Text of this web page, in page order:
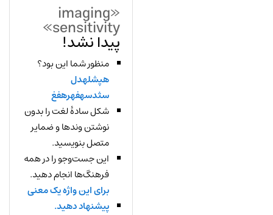
«imaging
sensitivity»
پیدا نشد!
منظور شما این بود؟
هپشلهدل
سثدسهفهرهفغ
شکل سادهٔ لغت را بدون
نوشتن وندها و ضمایر
متصل بنویسید.
این جست‌وجو را در همه
فرهنگ‌ها انجام دهید.
برای این واژه یک معنی
پیشنهاد دهید.